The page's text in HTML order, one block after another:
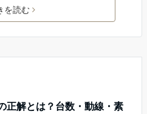
を読む
正解とは？台数・動線・素